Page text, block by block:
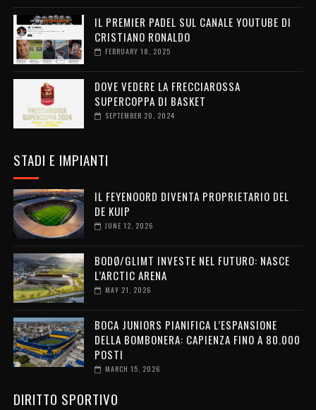
IL PREMIER PADEL SUL CANALE YOUTUBE DI
CRISTIANO RONALDO
FEBRUARY 18, 2025
DOVE VEDERE LA FRECCIAROSSA
SUPERCOPPA DI BASKET
SEPTEMBER 20, 2024
STADI E IMPIANTI
IL FEYENOORD DIVENTA PROPRIETARIO DEL
DE KUIP
JUNE 12, 2026
BODØ/GLIMT INVESTE NEL FUTURO: NASCE
L’ARCTIC ARENA
MAY 21, 2026
BOCA JUNIORS PIANIFICA L’ESPANSIONE
DELLA BOMBONERA: CAPIENZA FINO A 80.000
POSTI
MARCH 15, 2026
DIRITTO SPORTIVO